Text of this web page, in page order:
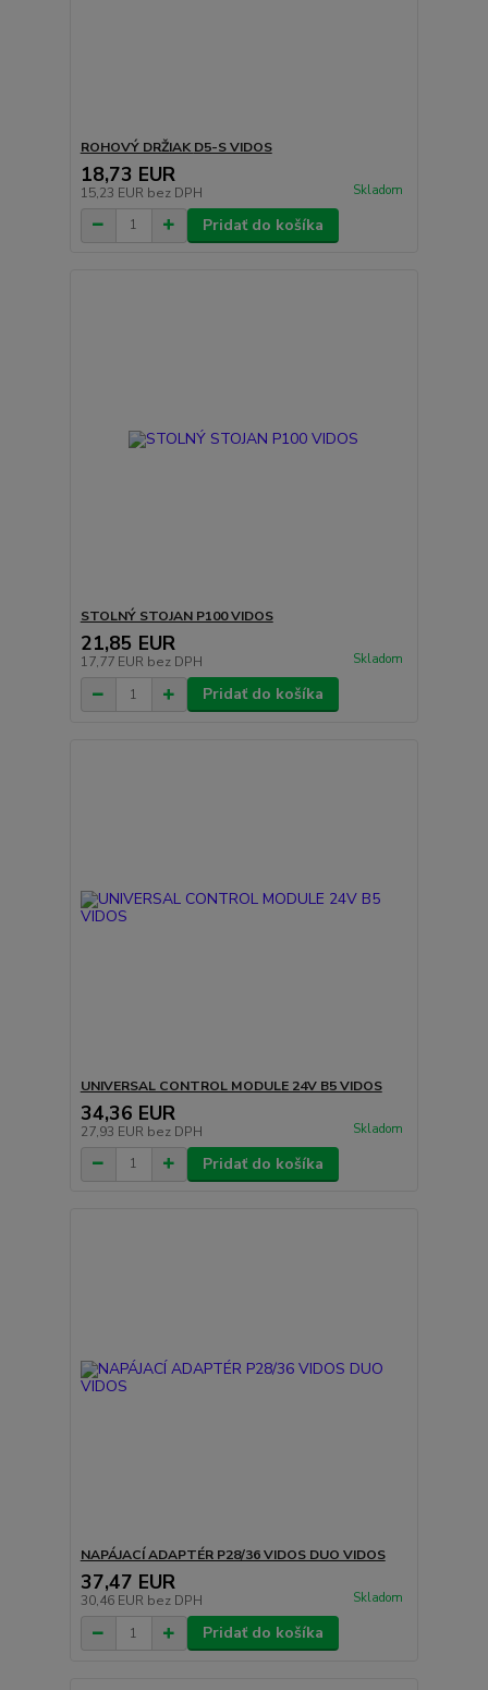
ROHOVÝ DRŽIAK D5-S VIDOS
18,73 EUR
15,23 EUR bez DPH Skladom
Pridať do košíka
STOLNÝ STOJAN P100 VIDOS
21,85 EUR
17,77 EUR bez DPH Skladom
Pridať do košíka
UNIVERSAL CONTROL MODULE 24V B5 VIDOS
34,36 EUR
27,93 EUR bez DPH Skladom
Pridať do košíka
NAPÁJACÍ ADAPTÉR P28/36 VIDOS DUO VIDOS
37,47 EUR
30,46 EUR bez DPH Skladom
Pridať do košíka